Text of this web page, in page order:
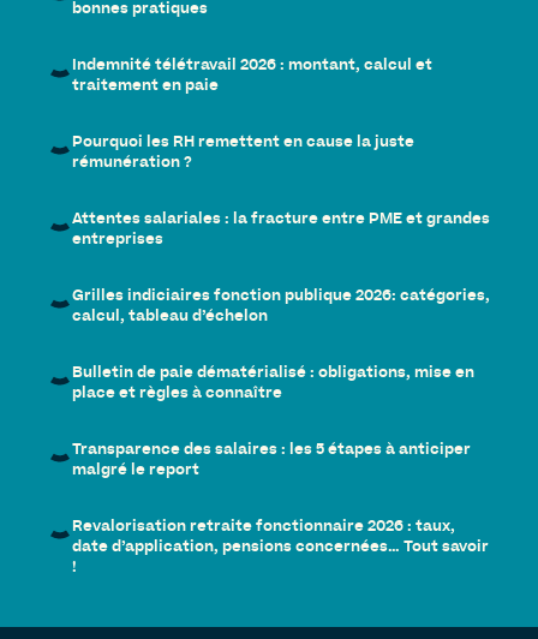
bonnes pratiques
Indemnité télétravail 2026 : montant, calcul et
traitement en paie
Pourquoi les RH remettent en cause la juste
rémunération ?
Attentes salariales : la fracture entre PME et grandes
entreprises
Grilles indiciaires fonction publique 2026: catégories,
calcul, tableau d’échelon
Bulletin de paie dématérialisé : obligations, mise en
place et règles à connaître
Transparence des salaires : les 5 étapes à anticiper
malgré le report
Revalorisation retraite fonctionnaire 2026 : taux,
date d’application, pensions concernées… Tout savoir
!